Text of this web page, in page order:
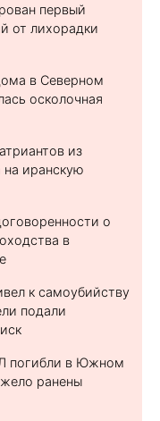
первый
от лихорадки
в Северном
осколочная
из
на иранскую
о
в
к самоубийству
подали
погибли в Южном
ранены